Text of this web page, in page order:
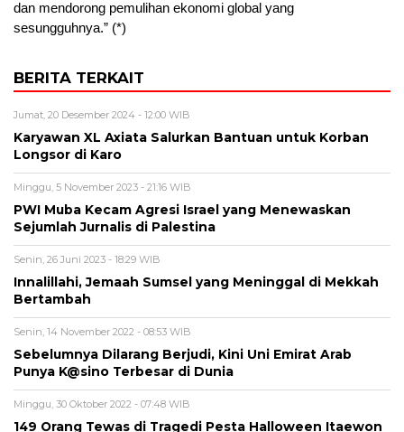
dan mendorong pemulihan ekonomi global yang
sesungguhnya.” (*)
BERITA TERKAIT
Jumat, 20 Desember 2024 - 12:00 WIB
Karyawan XL Axiata Salurkan Bantuan untuk Korban
Longsor di Karo
Minggu, 5 November 2023 - 21:16 WIB
PWI Muba Kecam Agresi Israel yang Menewaskan
Sejumlah Jurnalis di Palestina
Senin, 26 Juni 2023 - 18:29 WIB
Innalillahi, Jemaah Sumsel yang Meninggal di Mekkah
Bertambah
Senin, 14 November 2022 - 08:53 WIB
Sebelumnya Dilarang Berjudi, Kini Uni Emirat Arab
Punya K@sino Terbesar di Dunia
Minggu, 30 Oktober 2022 - 07:48 WIB
149 Orang Tewas di Tragedi Pesta Halloween Itaewon